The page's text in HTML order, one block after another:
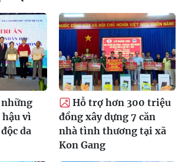
vì
da
Hỗ trợ hơn 300 triệu
đồng xây dựng 7 căn
nhà tình thương tại xã
Kon Gang